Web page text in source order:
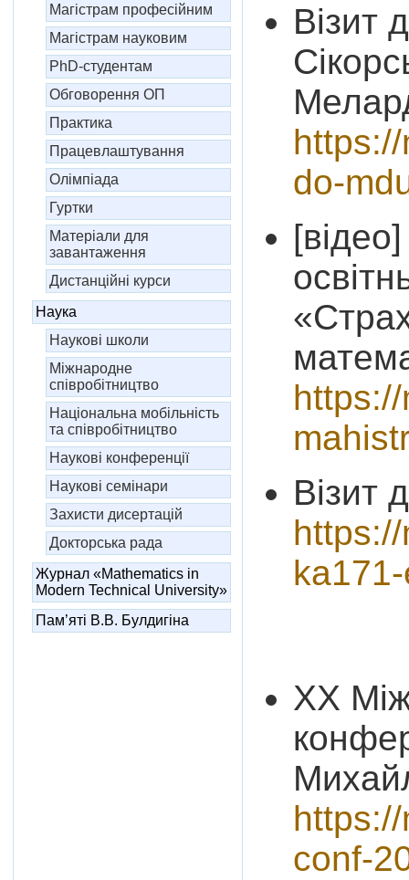
Магістрам професійним
Магістрам науковим
PhD-студентам
Обговорення ОП
Практика
Працевлаштування
Олімпіада
Гуртки
Матеріали для
завантаження
Дистанційні курси
Наука
Наукові школи
Міжнародне
співробітництво
Національна мобільність
та співробітництво
Наукові конференції
Наукові семінари
Захисти дисертацій
Докторська рада
Журнал «Mathematics in
Modern Technical University»
Пам’яті В.В. Булдигіна
Візит
do-
Візит
XX
conf-